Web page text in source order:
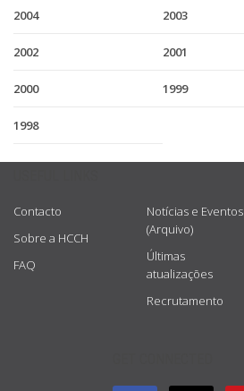
2004 2003
2002 2001
2000 1999
1998
Contacto
Sobre a HCCH
FAQ
Notícias e Eventos
(Arquivo)
Últimas
atualizações
Recrutamento